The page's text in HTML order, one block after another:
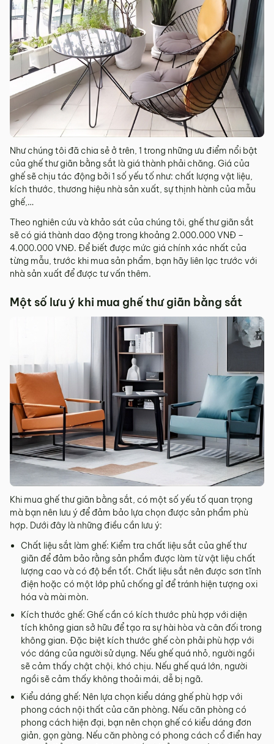
Như chúng tôi đã chia sẻ ở trên, 1 trong những ưu điểm nổi bật
của ghế thư giãn bằng sắt là giá thành phải chăng. Giá của
ghế sẽ chịu tác động bởi 1 số yếu tố như: chất lượng vật liệu,
kích thước, thương hiệu nhà sản xuất, sự thịnh hành của mẫu
ghế,…
Theo nghiên cứu và khảo sát của chúng tôi, ghế thư giãn sắt
sẽ có giá thành dao động trong khoảng 2.000.000 VNĐ –
4.000.000 VNĐ. Để biết được mức giá chính xác nhất của
từng mẫu, trước khi mua sản phẩm, bạn hãy liên lạc trước với
nhà sản xuất để được tư vấn thêm.
Một số lưu ý khi mua ghế thư giãn bằng sắt
Khi mua ghế thư giãn bằng sắt, có một số yếu tố quan trọng
mà bạn nên lưu ý để đảm bảo lựa chọn được sản phẩm phù
hợp. Dưới đây là những điều cần lưu ý:
Chất liệu sắt làm ghế: Kiểm tra chất liệu sắt của ghế thư
giãn để đảm bảo rằng sản phẩm được làm từ vật liệu chất
lượng cao và có độ bền tốt. Chất liệu sắt nên được sơn tĩnh
điện hoặc có một lớp phủ chống gỉ để tránh hiện tượng oxi
hóa và mài mòn.
Kích thước ghế: Ghế cần có kích thước phù hợp với diện
tích không gian sở hữu để tạo ra sự hài hòa và cân đối trong
không gian. Đặc biệt kích thước ghế còn phải phù hợp với
vóc dáng của người sử dụng. Nếu ghế quá nhỏ, người ngồi
sẽ cảm thấy chật chội, khó chịu. Nếu ghế quá lớn, người
ngồi sẽ cảm thấy không thoải mái, dễ bị ngã.
Kiểu dáng ghế: Nên lựa chọn kiểu dáng ghế phù hợp với
phong cách nội thất của căn phòng. Nếu căn phòng có
phong cách hiện đại, bạn nên chọn ghế có kiểu dáng đơn
giản, gọn gàng. Nếu căn phòng có phong cách cổ điển hay